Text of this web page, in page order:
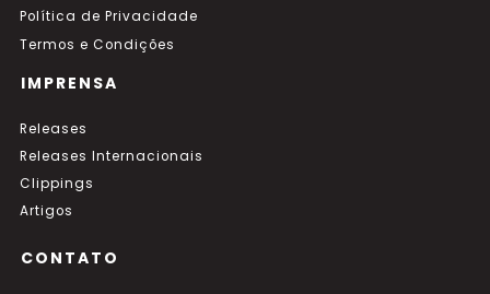
Política de Privacidade
Termos e Condições
IMPRENSA
Releases
Releases Internacionais
Clippings
Artigos
CONTATO